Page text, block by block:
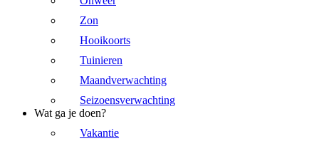
Zon
Hooikoorts
Tuinieren
Maandverwachting
Seizoensverwachting
Wat ga je doen?
Vakantie